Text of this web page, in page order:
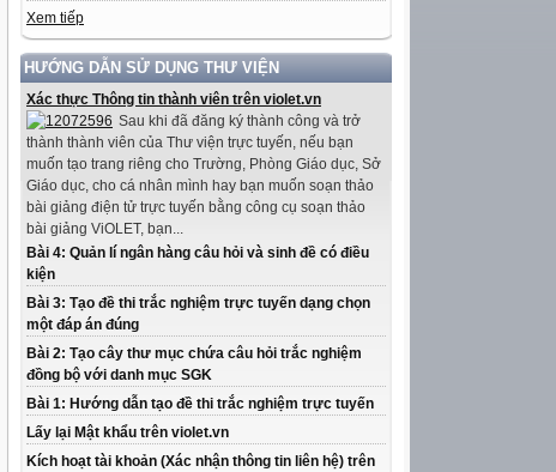
Xem tiếp
HƯỚNG DẪN SỬ DỤNG THƯ VIỆN
Xác thực Thông tin thành viên trên violet.vn
Sau khi đã đăng ký thành công và trở
thành thành viên của Thư viện trực tuyến, nếu bạn
muốn tạo trang riêng cho Trường, Phòng Giáo dục, Sở
Giáo dục, cho cá nhân mình hay bạn muốn soạn thảo
bài giảng điện tử trực tuyến bằng công cụ soạn thảo
bài giảng ViOLET, bạn...
Bài 4: Quản lí ngân hàng câu hỏi và sinh đề có điều
kiện
Bài 3: Tạo đề thi trắc nghiệm trực tuyến dạng chọn
một đáp án đúng
Bài 2: Tạo cây thư mục chứa câu hỏi trắc nghiệm
đồng bộ với danh mục SGK
Bài 1: Hướng dẫn tạo đề thi trắc nghiệm trực tuyến
Lấy lại Mật khẩu trên violet.vn
Kích hoạt tài khoản (Xác nhận thông tin liên hệ) trên